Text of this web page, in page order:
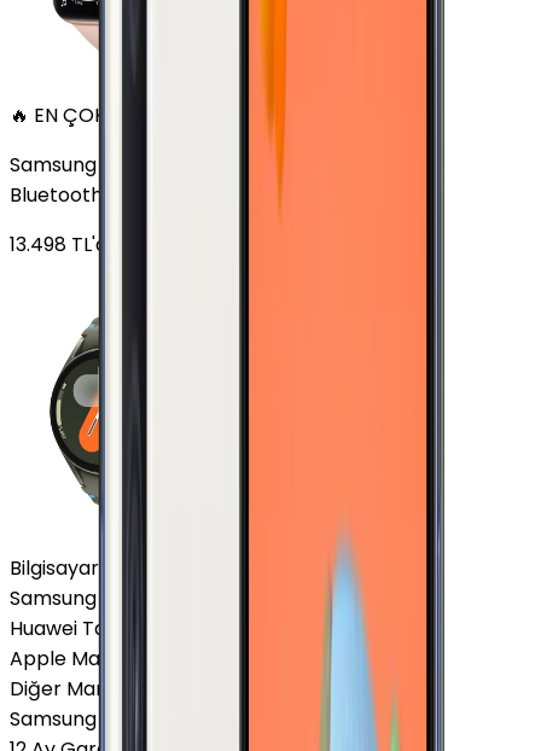
🔥 EN ÇOK SATAN
Samsung Galaxy Watch 7 Alüminyum 40 mm
Bluetooth Wi-Fi Yeşil
13.498 TL'den
Bilgisayar / Tablet
Samsung Tablet
Huawei Tablet
Apple Macbook
Diğer Markalar
Samsung Tablet